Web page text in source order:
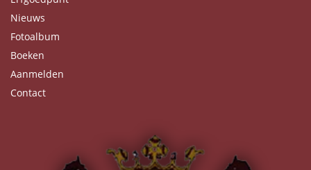
Nieuws
Fotoalbum
Boeken
Aanmelden
Contact